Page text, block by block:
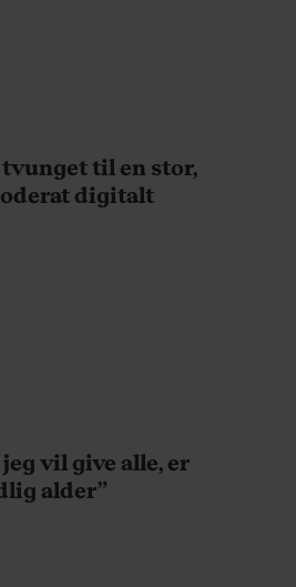
til en stor,
digitalt
vil give alle, er
alder”